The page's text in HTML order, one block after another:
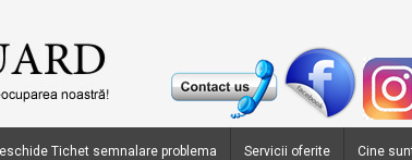
Tichet semnalare problema Servicii oferite Cine